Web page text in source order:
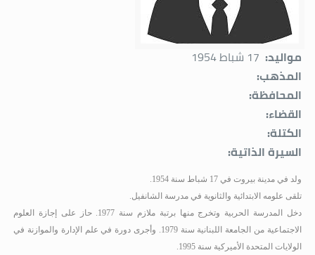
مواليد: 17 شباط 1954
المذهب:
المحافظة:
القضاء:
الكتلة:
السيرة الذاتية:
ولد في مدينة بيروت في 17 شباط سنة 1954.
تلقى علومه الابتدائية والثانوية في مدرسة الشانفيل.
دخل المدرسة الحربية وتخرج منها برتبة ملازم سنة 1977
. حاز على إجازة العلوم
الاجتماعية من الجامعة اللبنانية سنة 1979
. وأجرى دورة في علم الإدارة والموازنة في
الولايات المتحدة الأميركية سنة 1995
.